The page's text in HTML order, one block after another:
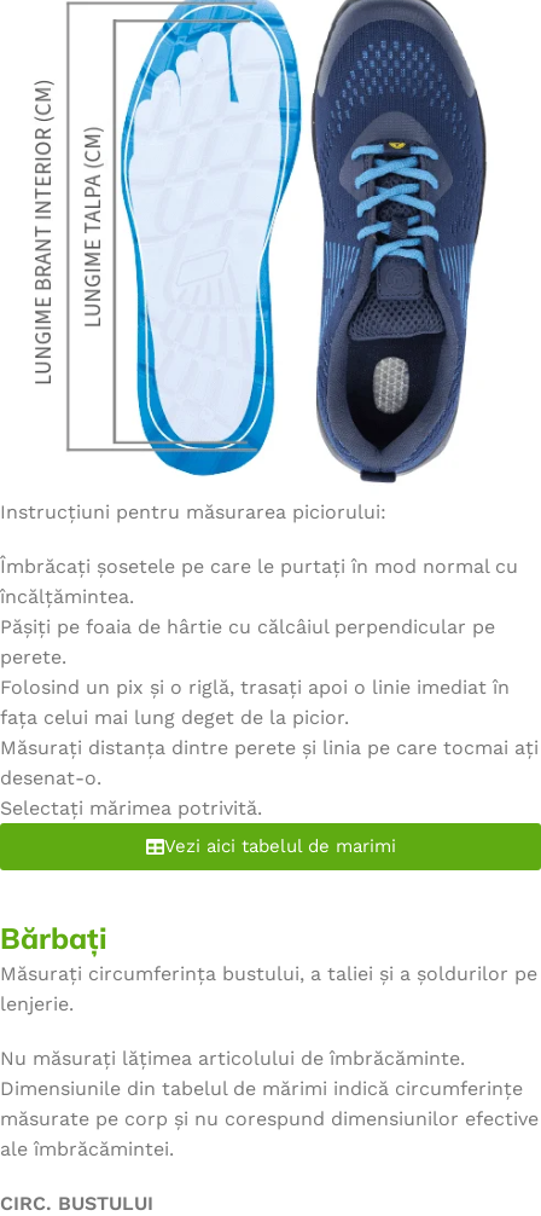
Instrucțiuni pentru măsurarea piciorului:
Îmbrăcați șosetele pe care le purtați în mod normal cu
încălțămintea.
Pășiți pe foaia de hârtie cu călcâiul perpendicular pe
perete.
Folosind un pix și o riglă, trasați apoi o linie imediat în
fața celui mai lung deget de la picior.
Măsurați distanța dintre perete și linia pe care tocmai ați
desenat-o.
Selectați mărimea potrivită.
Vezi aici tabelul de marimi
Bărbați
Măsurați circumferința bustului, a taliei și a șoldurilor pe
lenjerie.
Nu măsurați lățimea articolului de îmbrăcăminte.
Dimensiunile din tabelul de mărimi indică circumferințe
măsurate pe corp și nu corespund dimensiunilor efective
ale îmbrăcămintei.
CIRC. BUSTULUI